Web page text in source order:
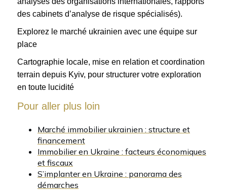
des cabinets d’analyse de risque spécialisés).
Explorez le marché ukrainien avec une équipe sur
place
Cartographie locale, mise en relation et coordination
terrain depuis Kyiv, pour structurer votre exploration
en toute lucidité
Pour aller plus loin
Marché immobilier ukrainien : structure et
financement
Immobilier en Ukraine : facteurs économiques
et fiscaux
S’implanter en Ukraine : panorama des
démarches